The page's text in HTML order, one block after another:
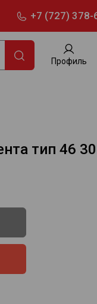
+7 (727) 378-
Профиль
тип 46